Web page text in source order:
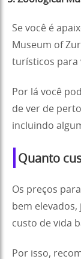
Se você é
Museum of
turísticos para
Por lá você
de ver de
incluindo
Quanto
Os preços
bem elevados,
custo de vida
Por isso,